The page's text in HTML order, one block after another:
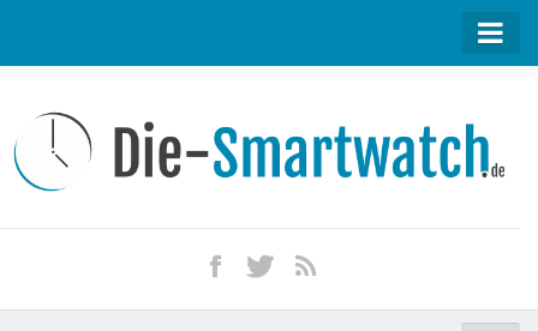
Kontakt / Tipp geben
Impressum
iPhone kaufen